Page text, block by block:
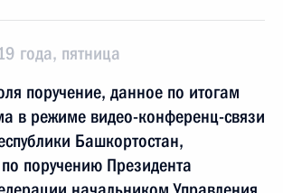
года, пятница
поручение, данное по итогам
в режиме видео-конференц-связи
Башкортостан,
поручению Президента